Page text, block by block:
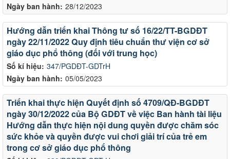
Ngày ban hành: 28/12/2023
Số kí hiệu: 347/PGDĐT-GDTrH
Ngày ban hành: 05/05/2023
Hướng dẫn triển khai Thông tư số 16/22/TT-BGDĐT
ngày 22/11/2022 Quy định tiêu chuẩn thư viện cơ sở
giáo dục phổ thông (đối với trung học)
Triển khai thực hiện Quyết định số 4709/QĐ-BGDĐT
ngày 30/12/2022 của Bộ GDĐT về việc Ban hành tài liệu
Hướng dẫn thực hiện nội dung quyền được chăm sóc
sức khỏe và quyền được vui chơi giải trí của trẻ em
trong cơ sở giáo dục phổ thông